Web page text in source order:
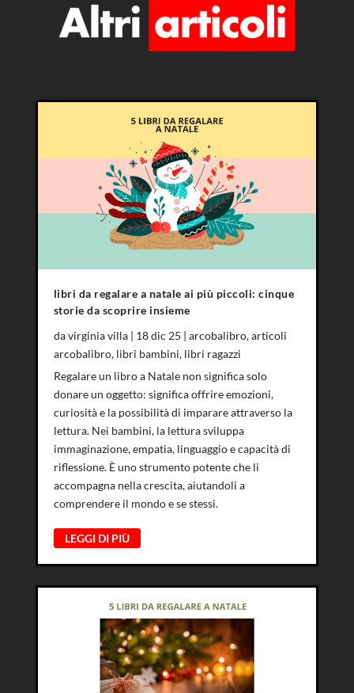
libri da regalare a natale ai più piccoli: cinque
storie da scoprire insieme
davirginia villa| 18 dic 25 | arcobalibro,articoli
arcobalibro, libri bambini, libri ragazzi
Regalare un libro a Natale non significa solo
donare un oggetto: significa offrire emozioni,
curiosità e la possibilità di imparare attraverso la
lettura. Nei bambini, la lettura sviluppa
immaginazione, empatia, linguaggio e capacità di
riflessione. È uno strumento potente che li
accompagna nella crescita, aiutandoli a
comprendere il mondo e se stessi.
LEGGI DI PIÙ